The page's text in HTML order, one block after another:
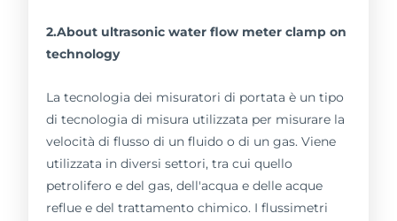
2.About ultrasonic water flow meter clamp on
technology
La tecnologia dei misuratori di portata è un tipo
di tecnologia di misura utilizzata per misurare la
velocità di flusso di un fluido o di un gas. Viene
utilizzata in diversi settori, tra cui quello
petrolifero e del gas, dell'acqua e delle acque
reflue e del trattamento chimico. I flussimetri